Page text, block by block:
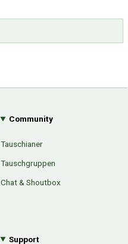
Community
Tauschianer
Tauschgruppen
Chat & Shoutbox
Support